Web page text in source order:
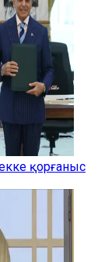
қорғаныс